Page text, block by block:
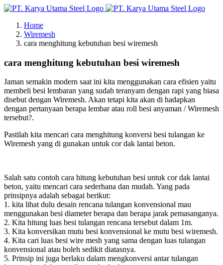
Skip
contentHome
Wiremesh
cara menghitung kebutuhan besi wiremesh
cara menghitung kebutuhan besi wiremesh
Jaman semakin modern saat ini kita menggunakan cara efisien yaitu
membeli besi lembaran yang sudah teranyam dengan rapi yang biasa
disebut dengan Wiremesh. Akan tetapi kita akan di hadapkan
dengan pertanyaan berapa lembar atau roll besi anyaman / Wiremesh
tersebut?.
Pastilah kita mencari cara menghitung konversi besi tulangan ke
Wiremesh yang di gunakan untuk cor dak lantai beton.
Salah satu contoh cara hitung kebutuhan besi untuk cor dak lantai
beton, yaitu mencari cara sederhana dan mudah. Yang pada
prinsipnya adalah sebagai berikut:
1. kita lihat dulu desain rencana tulangan konvensional mau
menggunakan besi diameter berapa dan berapa jarak pemasanganya.
2. Kita hitung luas besi tulangan rencana tersebut dalam 1m.
3. Kita konversikan mutu besi konvensional ke mutu besi wiremesh.
4. Kita cari luas besi wire mesh yang sama dengan luas tulangan
konvensional atau boleh sedikit diatasnya.
5. Prinsip ini juga berlaku dalam mengkonversi antar tulangan